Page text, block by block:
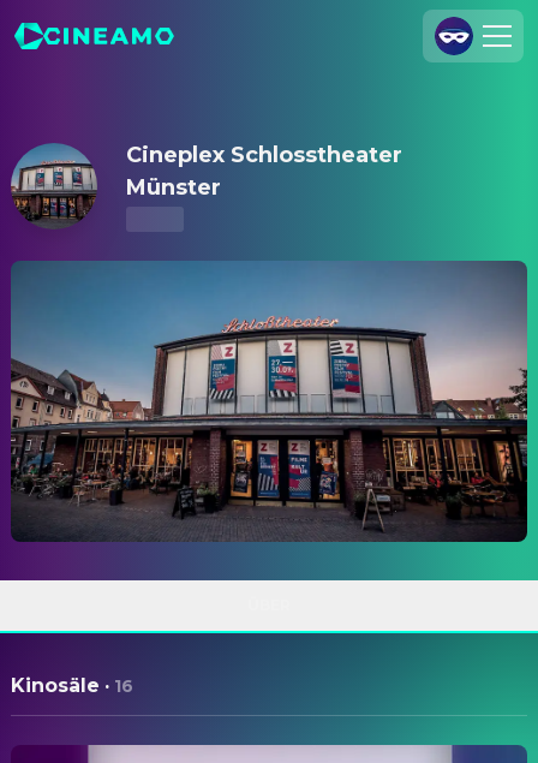
Impressum
Datenschutzeinstellungen
Cineplex Schlosstheater Münster – Kinoprogramm & Tickets
Cineplex Schlosstheater
Münster
Kinosäle · 16